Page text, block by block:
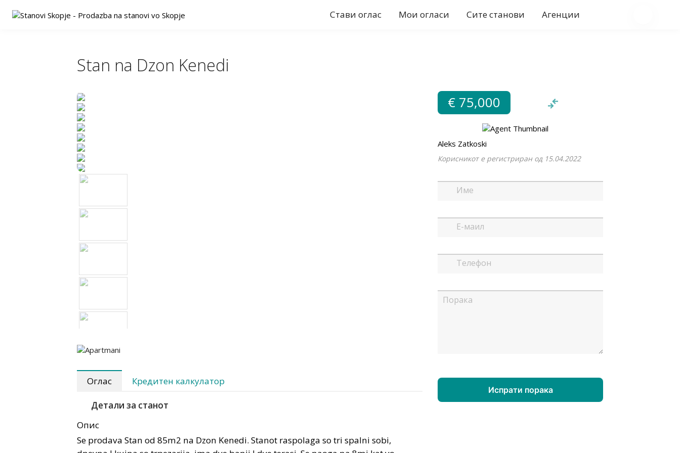
Стави оглас Мои огласи Сите станови Агенции
Stan na Dzon Kenedi
Оглас Кредитен калкулатор
Детали за станот
Опис
Se prodava Stan od 85m2 na Dzon Kenedi. Stanot raspolaga so tri spalni sobi,
€ 75,000
Aleks Zatkoski
Корисникот е регистриран од 15.04.2022